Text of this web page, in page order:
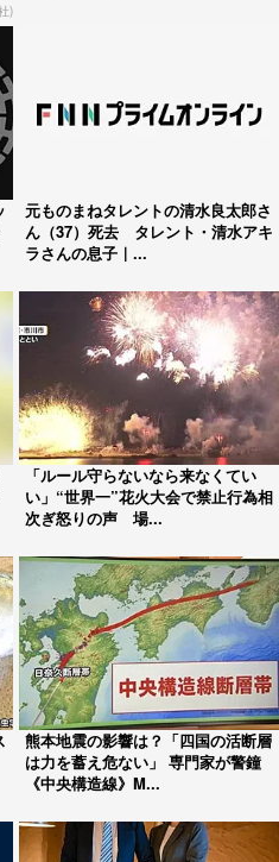
)
元ものまねタレントの清水良太郎さ
ん（37）死去 タレント・清水アキ
ラさんの息子｜...
「ルール守らないなら来なくてい
い」“世界一”花火大会で禁止行為相
次ぎ怒りの声 場...
熊本地震の影響は？「四国の活断層
は力を蓄え危ない」 専門家が警鐘
《中央構造線》M...